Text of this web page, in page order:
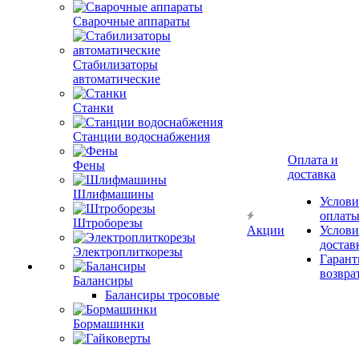
Сварочные аппараты
Стабилизаторы
автоматические
Станки
Станции водоснабжения
Фены
Шлифмашины
Штроборезы
Электроплиткорезы
Балансиры
Балансиры тросовые
Бормашинки
Акции
Оплата и
доставка
оплаты